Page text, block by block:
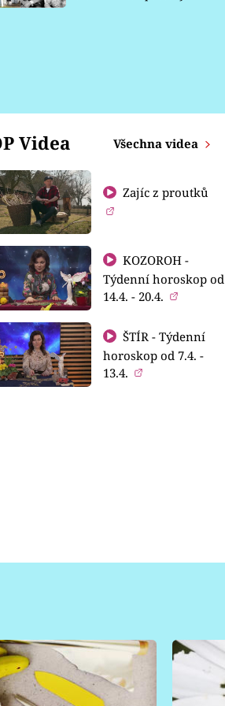
Videa Všechna videa
Zajíc z proutků
KOZOROH -
Týdenní horoskop od
14.4. - 20.4.
ŠTÍR - Týdenní
horoskop od 7.4. -
13.4.